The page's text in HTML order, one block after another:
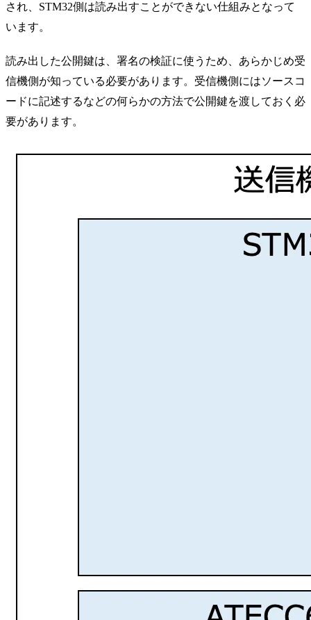
され、STM32側は読み出すことができない仕組みとなって
います。
読み出した公開鍵は、署名の検証に使うため、あらかじめ受
信機側が知っている必要があります。受信機側にはソースコ
ードに記述するなどの何らかの方法で公開鍵を渡しておく必
要があります。